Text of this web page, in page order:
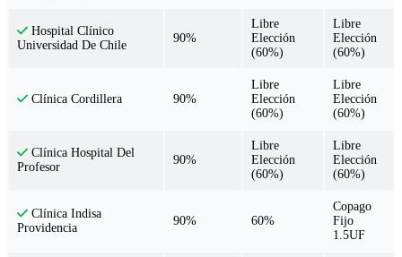
Hospital Clínico
Universidad De Chile
90%
Libre
Elección
(60%)
Libre
Elección
(60%)
Clínica Cordillera 90%
Libre
Elección
(60%)
Libre
Elección
(60%)
Clínica Hospital Del
Profesor
90%
Libre
Elección
(60%)
Libre
Elección
(60%)
Clínica Indisa
Providencia
90% 60%
Copago
Fijo
1.5UF